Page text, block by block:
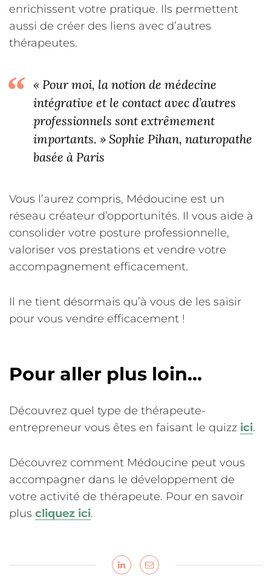
enrichissent votre pratique. Ils permettent
aussi de créer des liens avec d’autres
thérapeutes.
« Pour moi, la notion de médecine
intégrative et le contact avec d’autres
professionnels sont extrêmement
importants. » Sophie Pihan, naturopathe
basée à Paris
Vous l’aurez compris, Médoucine est un
réseau créateur d’opportunités. Il vous aide à
consolider votre posture professionnelle,
valoriser vos prestations et vendre votre
accompagnement efficacement.
Il ne tient désormais qu’à vous de les saisir
pour vous vendre efficacement !
Pour aller plus loin…
Découvrez quel type de thérapeute-
entrepreneur vous êtes en faisant le quizz ici.
Découvrez comment Médoucine peut vous
accompagner dans le développement de
votre activité de thérapeute. Pour en savoir
plus cliquez ici.